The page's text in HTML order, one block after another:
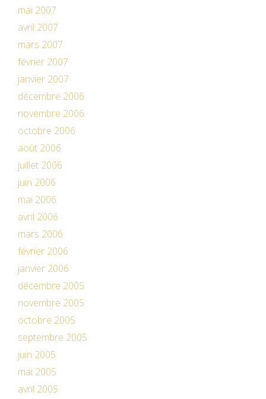
mai 2007
avril 2007
mars 2007
février 2007
janvier 2007
décembre 2006
novembre 2006
octobre 2006
août 2006
juillet 2006
juin 2006
mai 2006
avril 2006
mars 2006
février 2006
janvier 2006
décembre 2005
novembre 2005
octobre 2005
septembre 2005
juin 2005
mai 2005
avril 2005